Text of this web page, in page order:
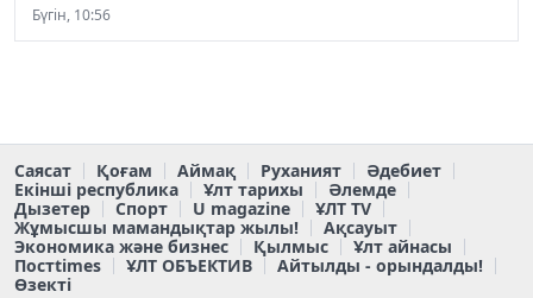
Бүгін, 10:56
Саясат Қоғам Аймақ Руханият
Әдебиет
Екінші республика
Ұлт тарихы
Әлемде
Дызетер
Спорт U magazine
ҰЛТ TV
Жұмысшы мамандықтар жылы!
Ақсауыт
Экономика және бизнес
Қылмыс
Ұлт айнасы
Постtimes
ҰЛТ ОБЪЕКТИВ
Айтылды - орындалды!
Өзекті